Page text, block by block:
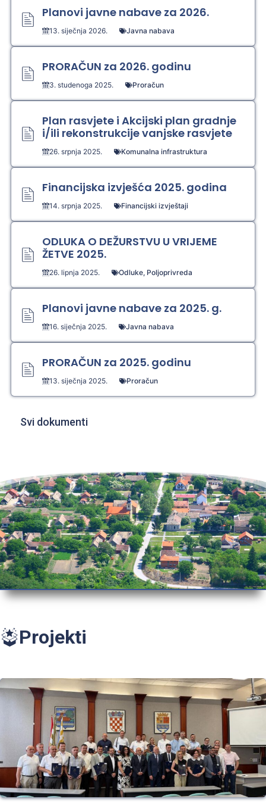
Planovi javne nabave za 2026.
13. siječnja 2026. Javna nabava
PRORAČUN za 2026. godinu
3. studenoga 2025. Proračun
Plan rasvjete i Akcijski plan gradnje
i/ili rekonstrukcije vanjske rasvjete
26. srpnja 2025. Komunalna infrastruktura
Financijska izvješća 2025. godina
14. srpnja 2025. Financijski izvještaji
ODLUKA O DEŽURSTVU U VRIJEME
ŽETVE 2025.
26. lipnja 2025. Odluke, Poljoprivreda
Planovi javne nabave za 2025. g.
16. siječnja 2025. Javna nabava
PRORAČUN za 2025. godinu
13. siječnja 2025. Proračun
Svi dokumenti
Projekti